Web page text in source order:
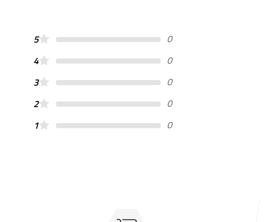
5
0
4
0
3
0
2
0
1
0